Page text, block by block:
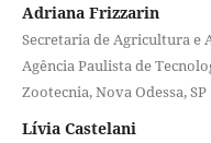
Adriana Frizzarin
Secretaria de Agricultura e
Agência Paulista de
Zootecnia, Nova Odessa, SP
Lívia Castelani